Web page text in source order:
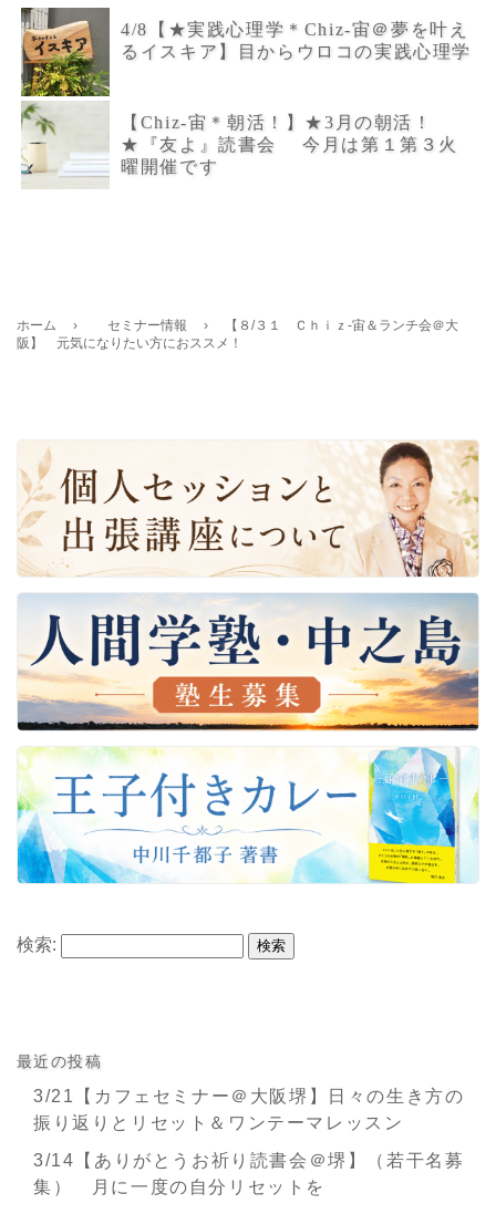
4/8【★実践心理学＊Chiz-宙＠夢を叶え
るイスキア】目からウロコの実践心理学
【Chiz-宙＊朝活！】★3月の朝活！
★『友よ』読書会 今月は第１第３火
曜開催です
ホーム › セミナー情報 ›
【８/３１ Ｃｈｉｚ-宙＆ランチ会＠大
阪】 元気になりたい方におススメ！
検索:
最近の投稿
3/21【カフェセミナー＠大阪堺】日々の生き方の
振り返りとリセット＆ワンテーマレッスン
3/14【ありがとうお祈り読書会＠堺】（若干名募
集） 月に一度の自分リセットを